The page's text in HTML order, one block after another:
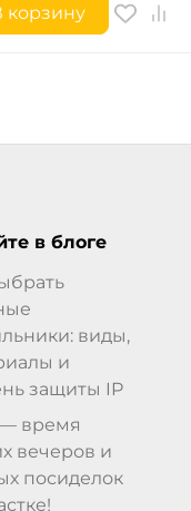
корзину
в блоге
виды,
и
защиты IP
время
вечеров и
посиделок